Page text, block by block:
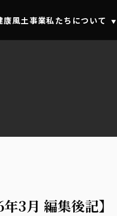
康風土事業私たちについて ▼
年3月 編集後記